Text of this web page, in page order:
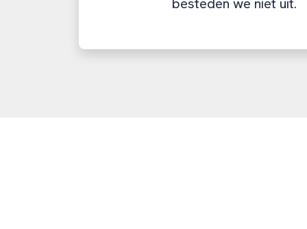
besteden we niet uit.